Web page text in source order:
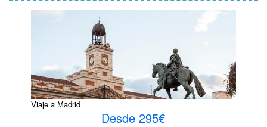
Viaje a Madrid
Desde 295€